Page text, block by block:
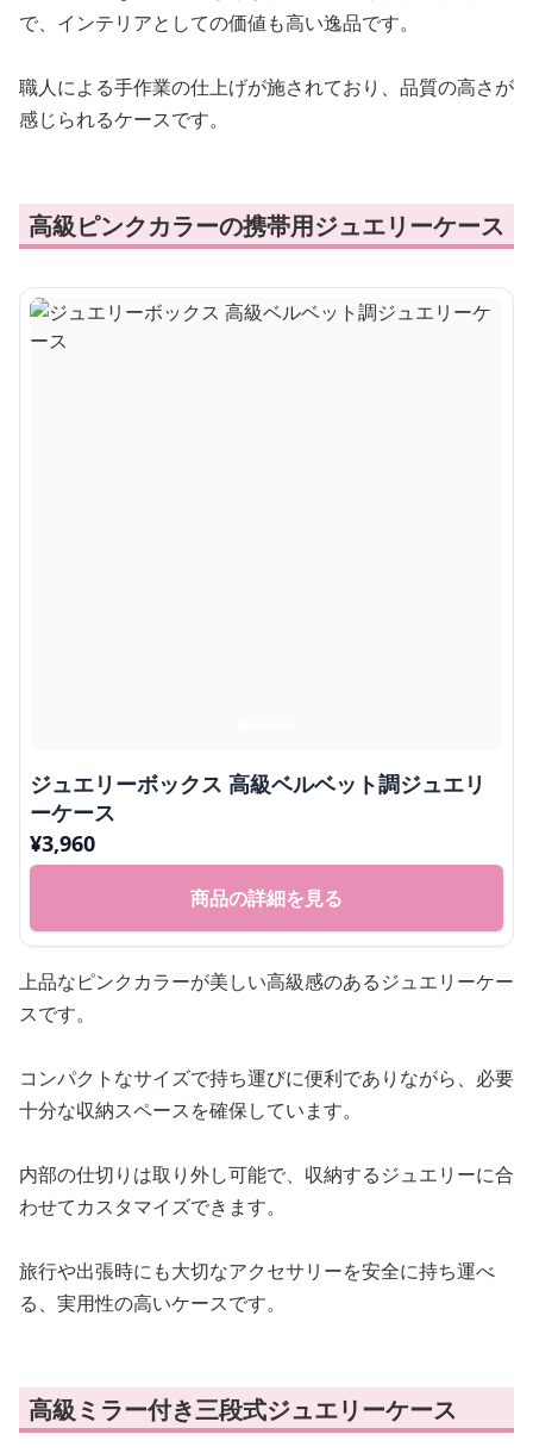
で、インテリアとしての価値も高い逸品です。
職人による手作業の仕上げが施されており、品質の高さが
感じられるケースです。
高級ピンクカラーの携帯用ジュエリーケース
ジュエリーボックス 高級ベルベット調ジュエリ
ーケース
¥3,960
商品の詳細を見る
上品なピンクカラーが美しい高級感のあるジュエリーケー
スです。
コンパクトなサイズで持ち運びに便利でありながら、必要
十分な収納スペースを確保しています。
内部の仕切りは取り外し可能で、収納するジュエリーに合
わせてカスタマイズできます。
旅行や出張時にも大切なアクセサリーを安全に持ち運べ
る、実用性の高いケースです。
高級ミラー付き三段式ジュエリーケース